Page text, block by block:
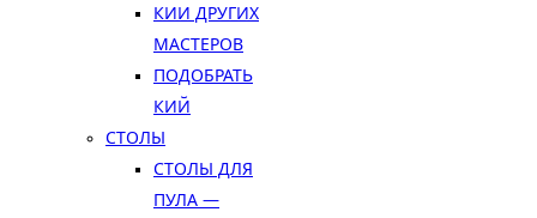
КИИ ДРУГИХ
МАСТЕРОВ
ПОДОБРАТЬ
КИЙ
СТОЛЫ
СТОЛЫ ДЛЯ
ПУЛА —